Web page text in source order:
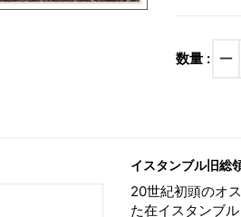
数量 : remove
イスタンブル旧総
20世紀初頭のオ
た在イスタンブ